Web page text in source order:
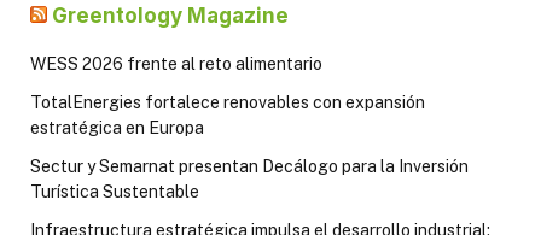
Greentology Magazine
WESS 2026 frente al reto alimentario
TotalEnergies fortalece renovables con expansión
estratégica en Europa
Sectur y Semarnat presentan Decálogo para la Inversión
Turística Sustentable
Infraestructura estratégica impulsa el desarrollo industrial: